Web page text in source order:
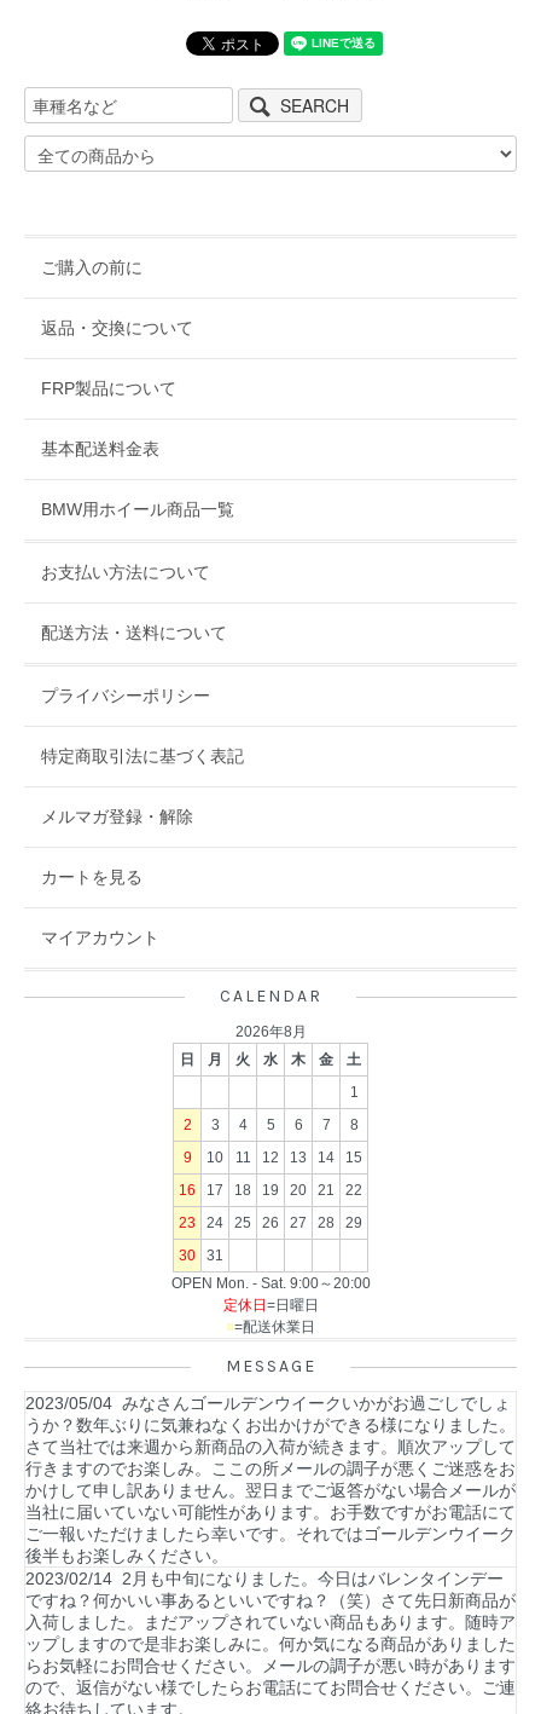
SEARCH
ご購入の前に
返品・交換について
FRP製品について
基本配送料金表
BMW用ホイール商品一覧
お支払い方法について
配送方法・送料について
プライバシーポリシー
特定商取引法に基づく表記
メルマガ登録・解除
カートを見る
マイアカウント
CALENDAR
2026年8月
日
月 火 水 木 金
土
1
2
3 4 5 6 7
8
9
10 11 12 13 14
15
16
17 18 19 20 21
22
23
24 25 26 27 28
29
30
31
OPEN Mon. - Sat. 9:00～20:00
定休日 =日曜日
■=配送休業日
MESSAGE
2023/05/04 みなさんゴールデンウイークいかがお過ごしでしょ
うか？数年ぶりに気兼ねなくお出かけができる様になりました。
さて当社では来週から新商品の入荷が続きます。順次アップして
行きますのでお楽しみ。ここの所メールの調子が悪くご迷惑をお
かけして申し訳ありません。翌日までご返答がない場合メールが
当社に届いていない可能性があります。お手数ですがお電話にて
ご一報いただけましたら幸いです。それではゴールデンウイーク
後半もお楽しみください。
2023/02/14 2月も中旬になりました。今日はバレンタインデー
ですね？何かいい事あるといいですね？（笑）さて先日新商品が
入荷しました。まだアップされていない商品もあります。随時ア
ップしますので是非お楽しみに。何か気になる商品がありました
らお気軽にお問合せください。メールの調子が悪い時があります
ので、返信がない様でしたらお電話にてお問合せください。ご連
絡お待ちしています。